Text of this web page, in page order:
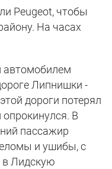
Peugeot, чтобы
На часах
автомобилем
Липнишки -
дороги потерял
В
пассажир
и ушибы, с
в Лидскую